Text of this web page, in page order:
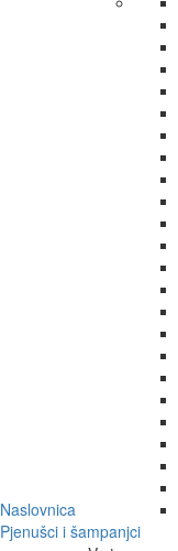
Naslovnica
Pjenušci i šampanjci